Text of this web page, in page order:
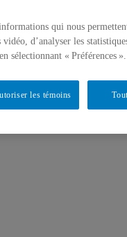
qui nous
d’analyser les
sélectionnant « Préférences ».
les témoins